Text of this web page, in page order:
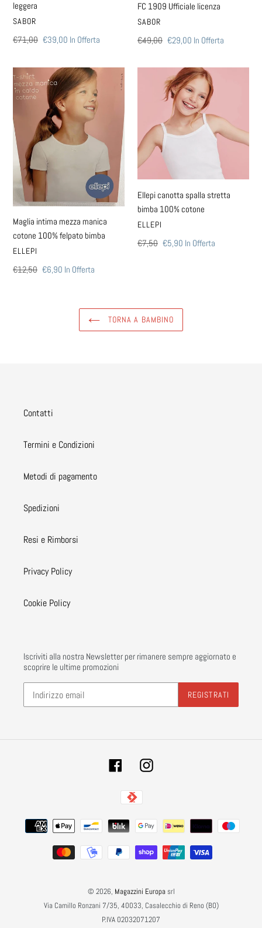
serie
calibrate
leggera
leggera
VENDITORE
SABOR
Prezzo
listino
€71,00 Prezzo
€39,00 In Offerta
FC 1909 Ufficiale licenza
VENDITORE
SABOR
Prezzo
listino
€49,00 Prezzo
€29,00 In Offerta
Maglia
intima
mezza
manica
cotone
100%
felpato
bimba
Maglia intima mezza manica
cotone 100% felpato bimba
VENDITORE
ELLEPI
Prezzo
€12,50 Prezzo
€6,90 In Offerta
bimba
100%
cotone
Ellepi canotta spalla stretta
bimba 100% cotone
VENDITORE
ELLEPI
Prezzo
€7,50 Prezzo
€5,90 In Offerta
TORNA A BAMBINO
Contatti
Termini e Condizioni
Metodi di pagamento
Spedizioni
Resi e Rimborsi
Privacy Policy
Cookie Policy
Iscriviti alla nostra Newsletter per rimanere sempre aggiornato e
scoprire le ultime promozioni
REGISTRATI
FacebookInstagram
Metodi
pagamento
© 2026, Magazzini Europasrl
Via Camillo Ronzani 7/35, 40033, Casalecchio di Reno (BO)
P.IVA 02032071207